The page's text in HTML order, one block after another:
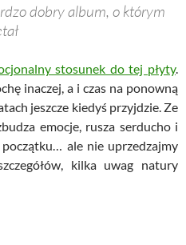
dobry album, o którym
stosunek do tej płyty.
inaczej, a i czas na ponowną
jeszcze kiedyś przyjdzie. Ze
emocje, rusza serducho i
ale nie uprzedzajmy
kilka uwag natury